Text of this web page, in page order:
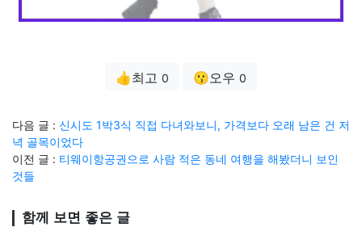
👍최고 0 😗오우 0
다음 글 : 신시도 1박3식 직접 다녀와보니, 가격보다 오래 남은 건 저
녁 골목이었다
이전 글 : 티웨이항공권으로 사람 적은 동네 여행을 해봤더니 보인
것들
함께 보면 좋은 글